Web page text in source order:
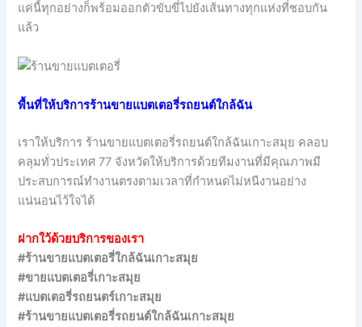
แค่นี้ทุกอย่างก็พร้อมออกตัวขับขี่ไปยังเส้นทางทุกแห่งที่ชอบกัน
แล้ว
พื้นที่ให้บริการร้านขายแบตเตอรี่รถยนต์ใกล้ฉัน
เราให้บริการ ร้านขายแบตเตอรี่รถยนต์ใกล้ฉันเกาะสมุย คลอบ
คลุมทั่วประเทศ 77 จังหวัดให้บริการด้วยทีมงานที่มีคุณภาพมี
ประสบการณ์ทำงานตรงตามเวลาที่กำหนดไม่หนีงานอย่าง
แน่นอนไว้ใจได้
ฝากใว้ด้วยบริการของเรา
#ร้านขายแบตเตอรี่ใกล้ฉันเกาะสมุย
#ขายแบตเตอรี่เกาะสมุย
#แบตเตอรี่รถยนตร์เกาะสมุย
#ร้านขายแบตเตอรี่รถยนต์ใกล้ฉันเกาะสมุย